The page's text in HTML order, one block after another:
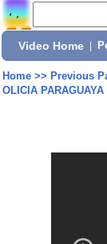
Video Home
Home>> Previous
OLICIA